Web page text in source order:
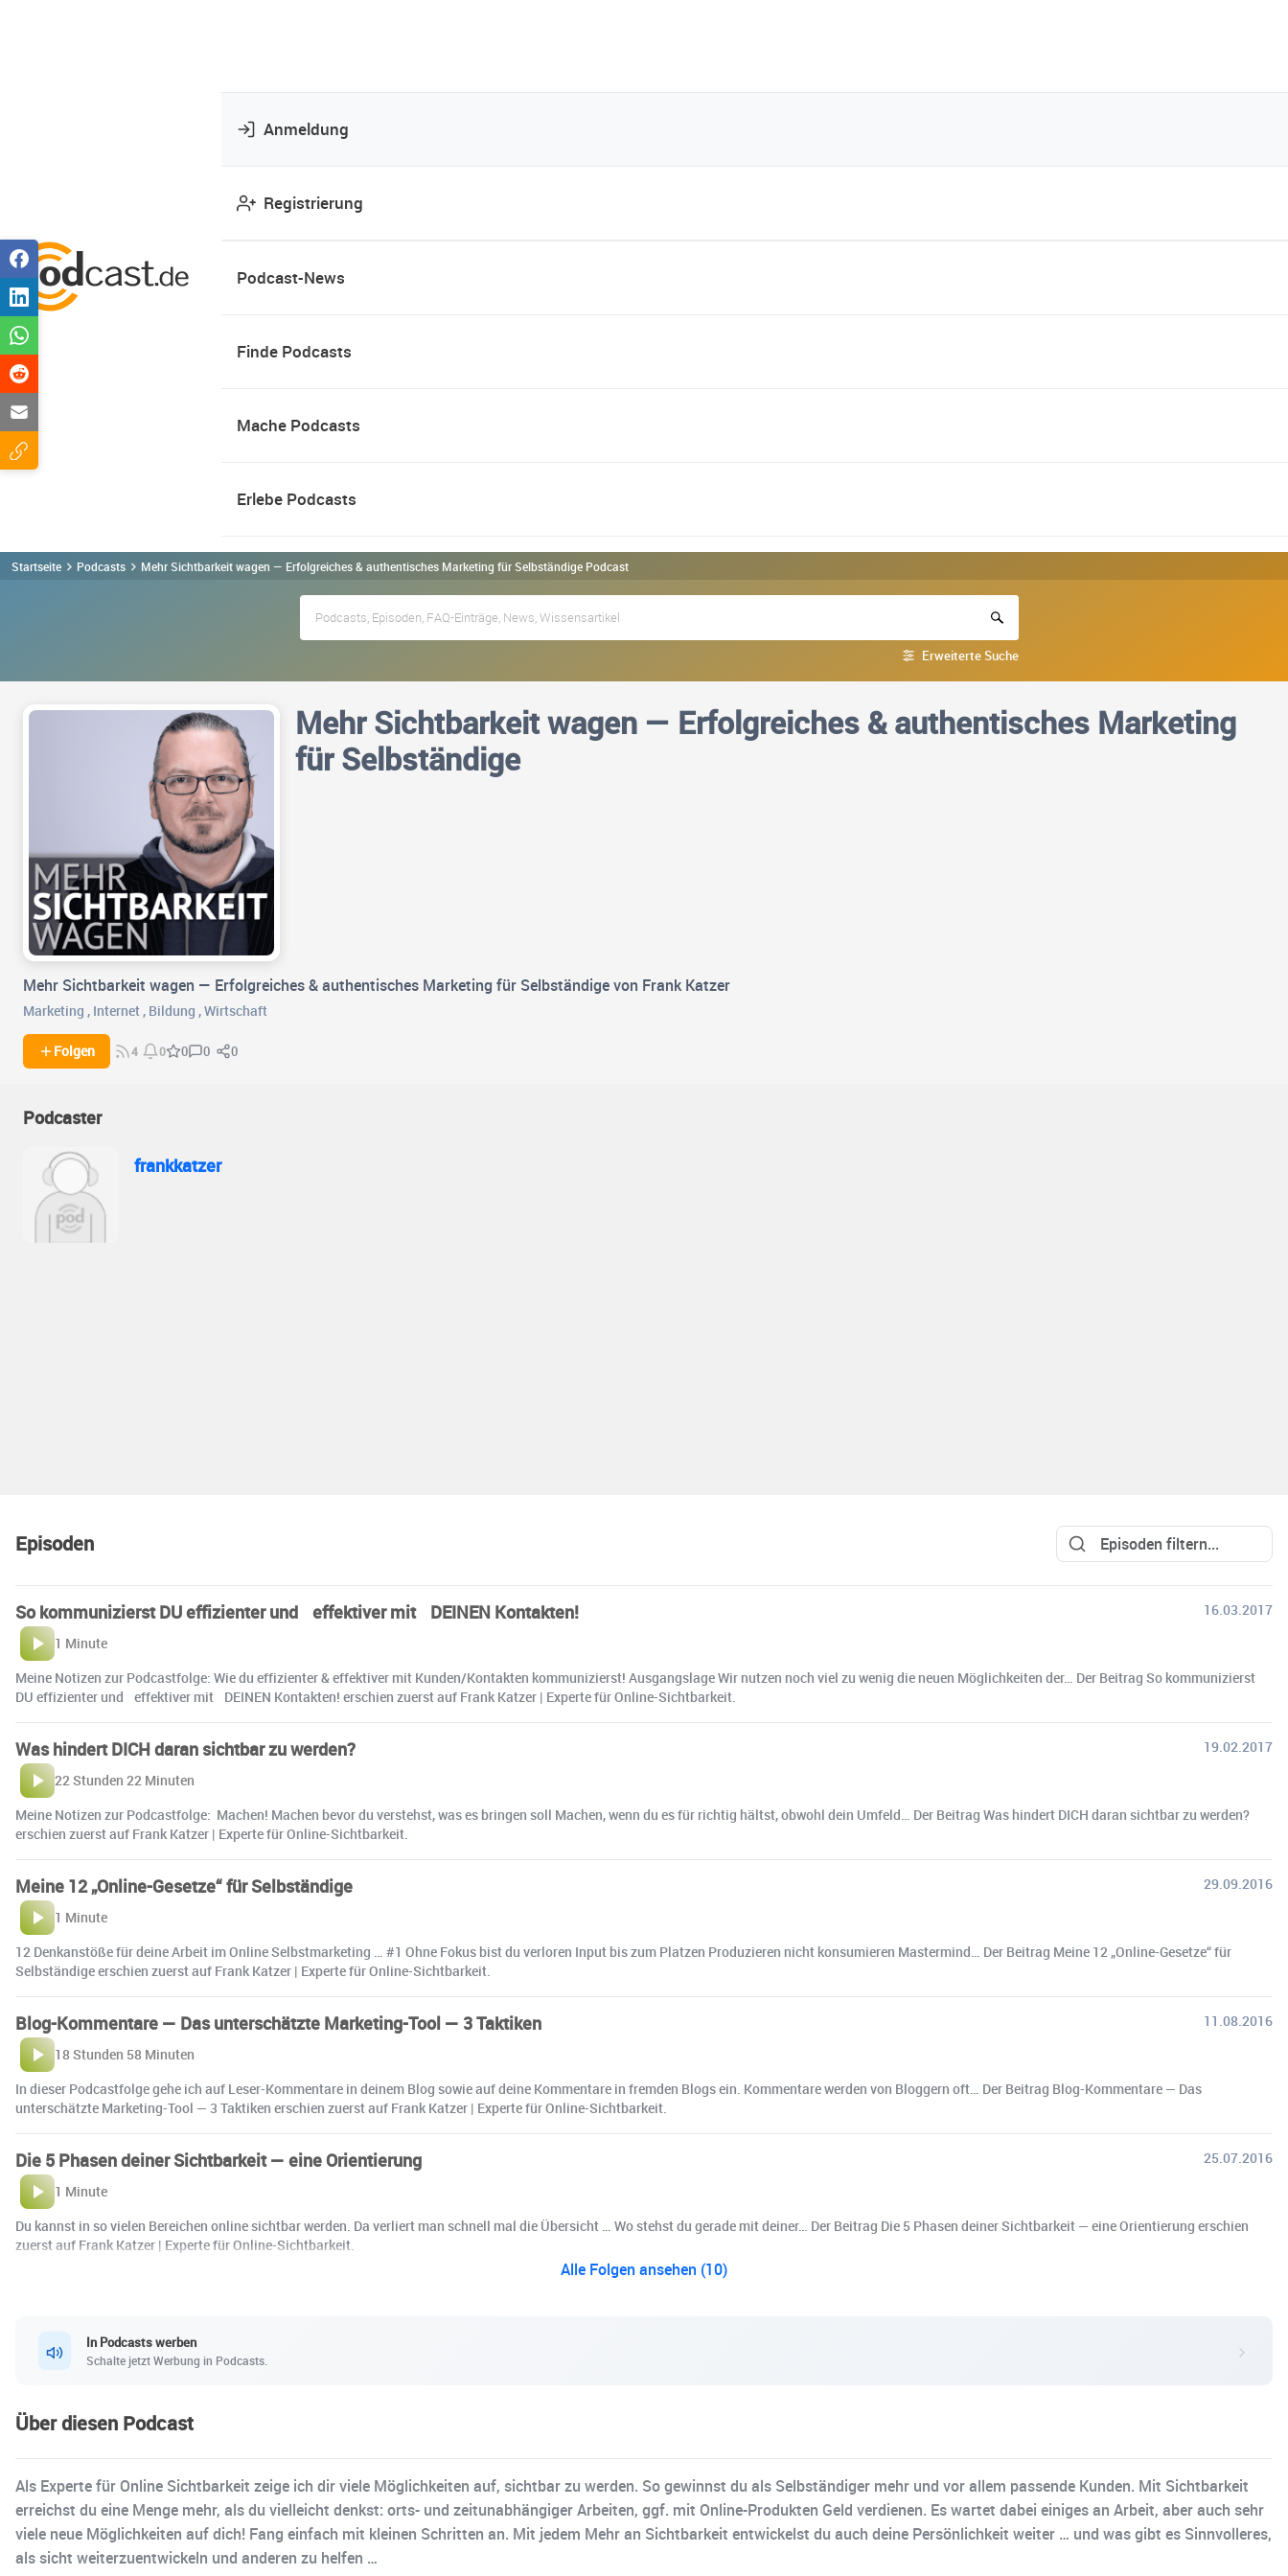
Anmeldung
Registrierung
Podcast-News
Finde Podcasts
Mache Podcasts
Erlebe Podcasts
Startseite Podcasts Mehr Sichtbarkeit wagen — Erfolgreiches & authentisches Marketing für Selbständige Podcast
Erweiterte Suche
Mehr Sichtbarkeit wagen — Erfolgreiches & authentisches Marketing
für Selbständige
Mehr Sichtbarkeit wagen — Erfolgreiches & authentisches Marketing für Selbständige von Frank Katzer
Marketing , Internet , Bildung ,Wirtschaft
Folgen 4 0 0 0 0
Podcaster
frankkatzer
Episoden
So kommunizierst DU effizienter und effektiver mit DEINEN Kontakten!
16.03.2017
1 Minute
Meine Notizen zur Podcastfolge: Wie du effizienter & effektiver mit Kunden/Kontakten kommunizierst! Ausgangslage Wir nutzen noch viel zu wenig die neuen Möglichkeiten der… Der Beitrag So kommunizierst
DU effizienter und effektiver mit DEINEN Kontakten! erschien zuerst auf Frank Katzer | Experte für Online-Sichtbarkeit.
Was hindert DICH daran sichtbar zu werden?
19.02.2017
22 Stunden 22 Minuten
Meine Notizen zur Podcastfolge: Machen! Machen bevor du verstehst, was es bringen soll Machen, wenn du es für richtig hältst, obwohl dein Umfeld… Der Beitrag Was hindert DICH daran sichtbar zu werden?
erschien zuerst auf Frank Katzer | Experte für Online-Sichtbarkeit.
Meine 12 „Online-Gesetze“ für Selbständige
29.09.2016
1 Minute
12 Denkanstöße für deine Arbeit im Online Selbstmarketing … #1 Ohne Fokus bist du verloren Input bis zum Platzen Produzieren nicht konsumieren Mastermind… Der Beitrag Meine 12 „Online-Gesetze“ für
Selbständige erschien zuerst auf Frank Katzer | Experte für Online-Sichtbarkeit.
Blog-Kommentare — Das unterschätzte Marketing-Tool — 3 Taktiken
11.08.2016
18 Stunden 58 Minuten
In dieser Podcastfolge gehe ich auf Leser-Kommentare in deinem Blog sowie auf deine Kommentare in fremden Blogs ein. Kommentare werden von Bloggern oft… Der Beitrag Blog-Kommentare — Das
unterschätzte Marketing-Tool — 3 Taktiken erschien zuerst auf Frank Katzer | Experte für Online-Sichtbarkeit.
Die 5 Phasen deiner Sichtbarkeit — eine Orientierung
25.07.2016
1 Minute
Du kannst in so vielen Bereichen online sichtbar werden. Da verliert man schnell mal die Übersicht … Wo stehst du gerade mit deiner… Der Beitrag Die 5 Phasen deiner Sichtbarkeit — eine Orientierung erschien
zuerst auf Frank Katzer | Experte für Online-Sichtbarkeit.
Alle Folgen ansehen (10)
In Podcasts werben
Schalte jetzt Werbung in Podcasts.
Über diesen Podcast
Als Experte für Online Sichtbarkeit zeige ich dir viele Möglichkeiten auf, sichtbar zu werden. So gewinnst du als Selbständiger mehr und vor allem passende Kunden. Mit Sichtbarkeit
erreichst du eine Menge mehr, als du vielleicht denkst: orts- und zeitunabhängiger Arbeiten, ggf. mit Online-Produkten Geld verdienen. Es wartet dabei einiges an Arbeit, aber auch sehr
viele neue Möglichkeiten auf dich! Fang einfach mit kleinen Schritten an. Mit jedem Mehr an Sichtbarkeit entwickelst du auch deine Persönlichkeit weiter … und was gibt es Sinnvolleres,
als sicht weiterzuentwickeln und anderen zu helfen …